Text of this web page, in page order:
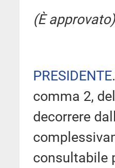
(È approvato)
PRESIDENTE
comma 2,
decorrere
consultabile